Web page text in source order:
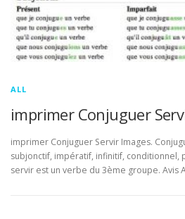
ALL
imprimer Conjuguer
imprimer Conjuguer Servir Images.
subjonctif, impératif, infinitif, conditionnel,
servir est un verbe du 3ème groupe. Avis